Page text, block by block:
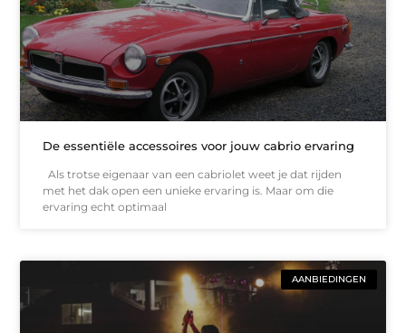
De essentiële accessoires voor jouw cabrio ervaring
Als trotse eigenaar van een cabriolet weet je dat rijden
met het dak open een unieke ervaring is. Maar om die
ervaring echt optimaal
AANBIEDINGEN